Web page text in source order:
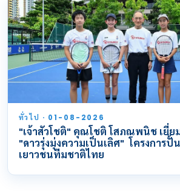
ทั่วไป · 01-08-2026
"เจ้าสัวโชติ" คุณโชติ โสภณพนิช เยี่
"ดาวรุ่งมุ่งความเป็นเลิศ" โครงการปั้
เยาวชนทีมชาติไทย